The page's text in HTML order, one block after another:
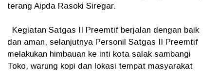
terang Aipda Rasoki Siregar.
Kegiatan Satgas II Preemtif berjalan dengan baik
dan aman, selanjutnya Personil Satgas II Preemtif
melakukan himbauan ke inti kota salak sambangi
Toko, warung kopi dan lokasi tempat masyarakat